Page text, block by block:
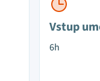
Vstup
6h